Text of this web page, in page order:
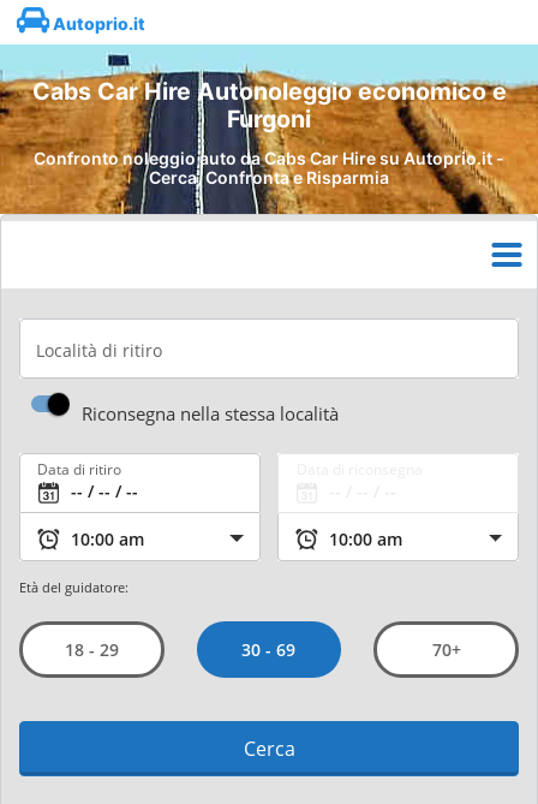
Autoprio.it
Cabs Car Hire Autonoleggio economico e
Furgoni
Confronto noleggio auto da Cabs Car Hire su Autoprio.it -
Cerca, Confronta e Risparmia
Località di ritiro
Riconsegna nella stessa località
Data di ritiro
Età del guidatore:
18 - 29 30 - 69 70+
Cerca